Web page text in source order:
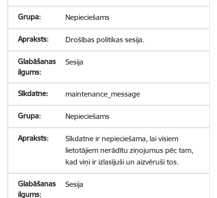
Nepieciešams
Drošības politikas sesija.
Sesija
maintenance_message
Nepieciešams
Sīkdatne ir nepieciešama, lai visiem
lietotājiem nerādītu ziņojumus pēc tam,
kad viņi ir izlasījuši un aizvēruši tos.
Sesija